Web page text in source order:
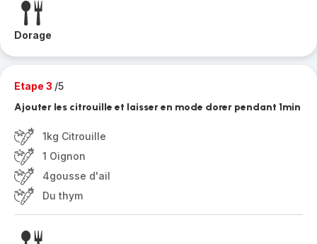
Dorage
Etape 3 /5
Ajouter les citrouille et laisser en mode dorer pendant 1min
1kg Citrouille
1 Oignon
4gousse d'ail
Du thym